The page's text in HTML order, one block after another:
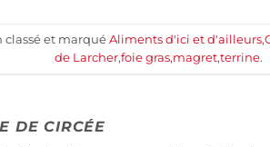
classé et marquéAliments d'ici et d'ailleurs,
de Larcher,foie gras,magret,terrine.
DE CIRCÉE